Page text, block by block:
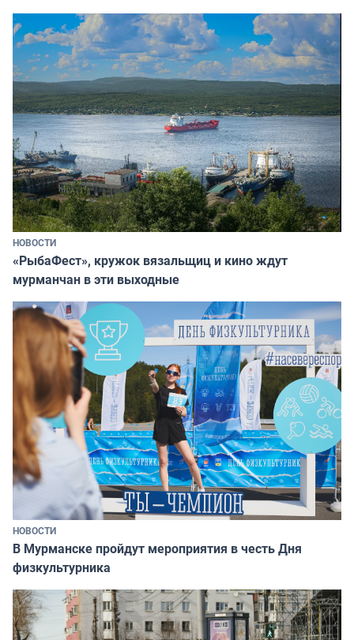
НОВОСТИ
«РыбаФест», кружок вязальщиц и кино ждут
мурманчан в эти выходные
НОВОСТИ
В Мурманске пройдут мероприятия в честь Дня
физкультурника